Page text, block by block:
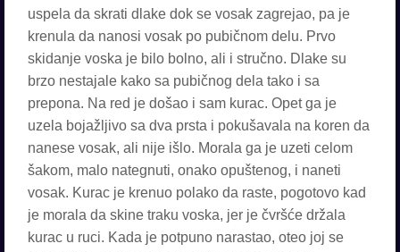
uspela da skrati dlake dok se vosak zagrejao, pa je
krenula da nanosi vosak po pubičnom delu. Prvo
skidanje voska je bilo bolno, ali i stručno. Dlake su
brzo nestajale kako sa pubičnog dela tako i sa
prepona. Na red je došao i sam kurac. Opet ga je
uzela bojažljivo sa dva prsta i pokušavala na koren da
nanese vosak, ali nije išlo. Morala ga je uzeti celom
šakom, malo nategnuti, onako opuštenog, i naneti
vosak. Kurac je krenuo polako da raste, pogotovo kad
je morala da skine traku voska, jer je čvršće držala
kurac u ruci. Kada je potpuno narastao, oteo joj se